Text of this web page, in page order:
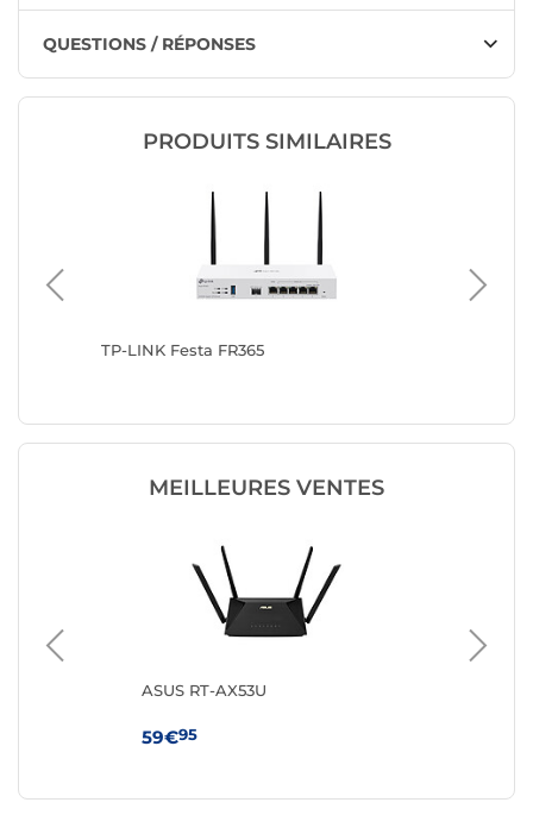
QUESTIONS / RÉPONSES
PRODUITS SIMILAIRES
TP-LINK Festa FR365
MEILLEURES VENTES
ASUS RT-AX53U
59€95